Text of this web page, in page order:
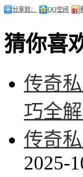
分享到： QQ空间
猜你喜
传奇
巧全
传奇
2025-